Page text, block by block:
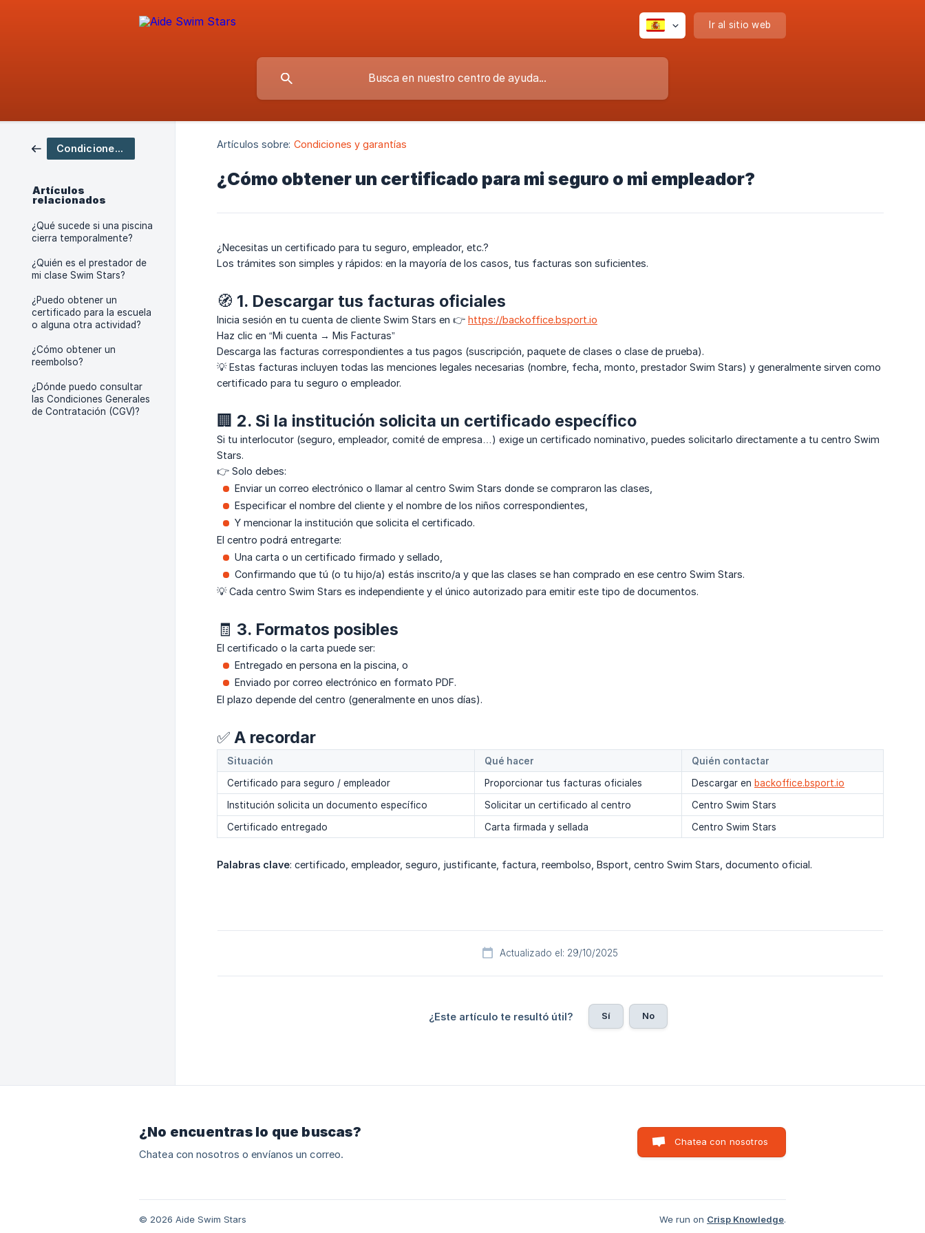
Ir al sitio web
Condiciones y garantías
Artículos
relacionados
¿Qué sucede si una piscina
cierra temporalmente?
¿Quién es el prestador de
mi clase Swim Stars?
¿Puedo obtener un
certificado para la escuela
o alguna otra actividad?
¿Cómo obtener un
reembolso?
¿Dónde puedo consultar
las Condiciones Generales
de Contratación (CGV)?
Artículos sobre: Condiciones y garantías
¿Cómo obtener un certificado para mi seguro o mi empleador?
¿Necesitas un certificado para tu seguro, empleador, etc.?
Los trámites son simples y rápidos: en la mayoría de los casos, tus facturas son suficientes.
🧭 1. Descargar tus facturas oficiales
Inicia sesión en tu cuenta de cliente Swim Stars en 👉 https://backoffice.bsport.io
Haz clic en “Mi cuenta → Mis Facturas”
Descarga las facturas correspondientes a tus pagos (suscripción, paquete de clases o clase de prueba).
💡 Estas facturas incluyen todas las menciones legales necesarias (nombre, fecha, monto, prestador Swim Stars) y generalmente sirven como
certificado para tu seguro o empleador.
🏢 2. Si la institución solicita un certificado específico
Si tu interlocutor (seguro, empleador, comité de empresa…) exige un certificado nominativo, puedes solicitarlo directamente a tu centro Swim
Stars.
👉 Solo debes:
Enviar un correo electrónico o llamar al centro Swim Stars donde se compraron las clases,
Especificar el nombre del cliente y el nombre de los niños correspondientes,
Y mencionar la institución que solicita el certificado.
El centro podrá entregarte:
Una carta o un certificado firmado y sellado,
Confirmando que tú (o tu hijo/a) estás inscrito/a y que las clases se han comprado en ese centro Swim Stars.
💡 Cada centro Swim Stars es independiente y el único autorizado para emitir este tipo de documentos.
🧾 3. Formatos posibles
El certificado o la carta puede ser:
Entregado en persona en la piscina, o
Enviado por correo electrónico en formato PDF.
El plazo depende del centro (generalmente en unos días).
✅ A recordar
Situación Qué hacer
Quién contactar
Certificado para seguro / empleador
Proporcionar tus facturas oficiales Descargar en backoffice.bsport.io
Institución solicita un documento específico
Solicitar un certificado al centro
Centro Swim Stars
Certificado entregado
Carta firmada y sellada Centro Swim Stars
Palabras clave: certificado, empleador, seguro, justificante, factura, reembolso, Bsport, centro Swim Stars, documento oficial.
Actualizado el: 29/10/2025
¿Este artículo te resultó útil? Sí No
¿No encuentras lo que buscas?
Chatea con nosotros o envíanos un correo.
Chatea con nosotros
© 2026 Aide Swim Stars We run on Crisp Knowledge.